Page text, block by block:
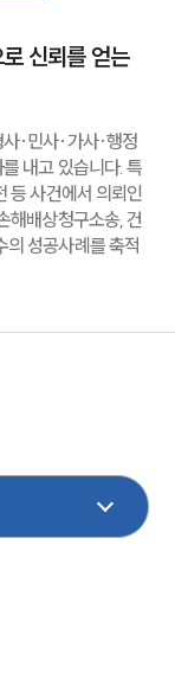
신뢰를 얻는
·민사·가사·행정
내고 있습니다. 특
등 사건에서 의뢰인
해배상청구소송, 건
의 성공사례를 축적
음주교통사고